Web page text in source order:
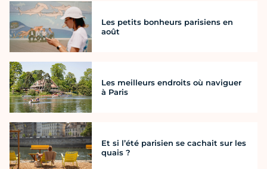
Les petits bonheurs parisiens en
août
Les meilleurs endroits où naviguer
à Paris
Et si l’été parisien se cachait sur les
quais ?